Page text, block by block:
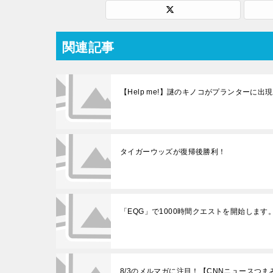
関連記事
【Help me!】謎のキノコがプランターに出
タイガーウッズが復帰後勝利！
「EQG」で1000時間クエストを開始します。
8/3のメルマガに注目！【CNNニュースつま